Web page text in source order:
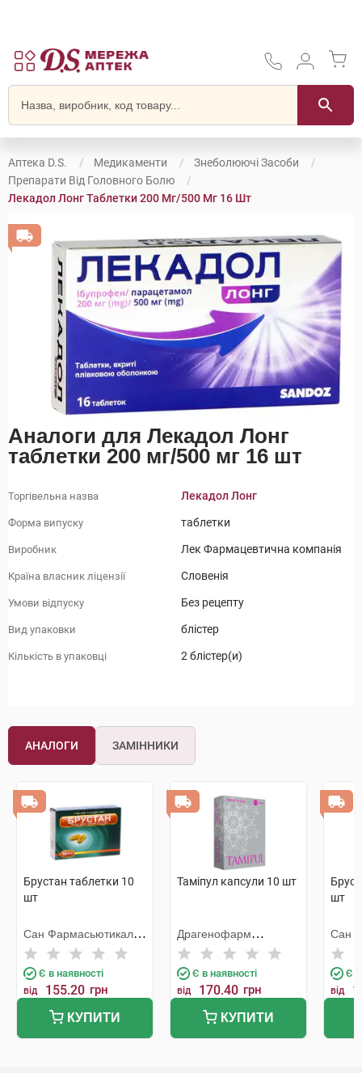
Аптека D.S. Медикаменти
Знеболюючі Засоби
Препарати Від Головного Болю
Лекадол Лонг Таблетки 200 Мг/500 Мг 16 Шт
Аналоги для Лекадол Лонг
таблетки 200 мг/500 мг 16 шт
Торгівельна назва Лекадол Лонг
Форма випуску таблетки
Виробник Лек Фармацевтична компанія
Країна власник ліцензії Словенія
Умови відпуску Без рецепту
Вид упаковки блістер
Кількість в упаковці 2 блістер(и)
АНАЛОГИ ЗАМІННИКИ
Брустан таблетки 10
шт
Сан Фармасьютикал
Індастріз
Є в наявності
від 155.20 грн
КУПИТИ
Таміпул капсули 10 шт
Драгенофарм
Апотекер Пюшл
Є в наявності
від 170.40 грн
КУПИТИ
шт
Сан
Є в
від